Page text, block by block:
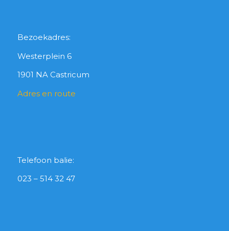
Bezoekadres:
Westerplein 6
1901 NA Castricum
Adres en route
Telefoon balie:
023 – 514 32 47